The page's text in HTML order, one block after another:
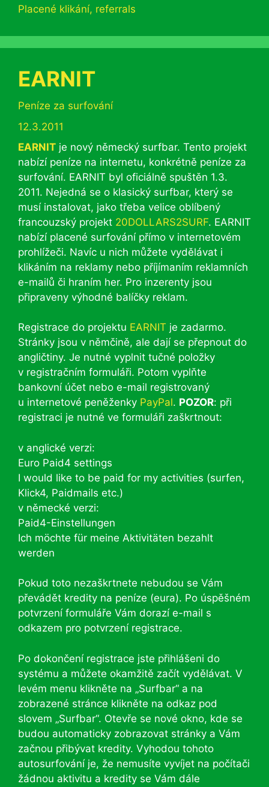
Placené klikání, referrals
EARNIT
Rubriky
Peníze za surfování
12.3.2011
EARNIT je nový německý surfbar. Tento projekt
nabízí peníze na internetu, konkrétně peníze za
surfování. EARNIT byl oficiálně spuštěn 1.3.
2011. Nejedná se o klasický surfbar, který se
musí instalovat, jako třeba velice oblíbený
francouzský projekt 20DOLLARS2SURF. EARNIT
nabízí placené surfování přímo v internetovém
prohlížeči. Navíc u nich můžete vydělávat i
klikáním na reklamy nebo příjímaním reklamních
e-mailů či hraním her. Pro inzerenty jsou
připraveny výhodné balíčky reklam.
Registrace do projektu EARNIT je zadarmo.
Stránky jsou v němčině, ale dají se přepnout do
angličtiny. Je nutné vyplnit tučné položky
v registračním formuláři. Potom vyplňte
bankovní účet nebo e-mail registrovaný
u internetové peněženky PayPal. POZOR: při
registraci je nutné ve formuláři zaškrtnout:
v anglické verzi:
Euro Paid4 settings
I would like to be paid for my activities (surfen,
Klick4, Paidmails etc.)
v německé verzi:
Paid4-Einstellungen
Ich möchte für meine Aktivitäten bezahlt
werden
Pokud toto nezaškrtnete nebudou se Vám
převádět kredity na peníze (eura). Po úspěšném
potvrzení formuláře Vám dorazí e-mail s
odkazem pro potvrzení registrace.
Po dokončení registrace jste přihlášeni do
systému a můžete okamžitě začít vydělávat. V
levém menu klikněte na „Surfbar“ a na
zobrazené stránce klikněte na odkaz pod
slovem „Surfbar“. Otevře se nové okno, kde se
budou automaticky zobrazovat stránky a Vám
začnou přibývat kredity. Vyhodou tohoto
autosurfování je, že nemusíte vyvíjet na počítači
žádnou aktivitu a kredity se Vám dále